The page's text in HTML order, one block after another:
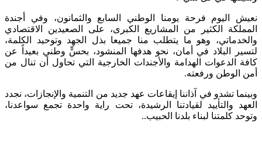
نعيش اليوم فرحة يومنا الوطني السابع والثمانون، وفي أجندة
المملكة الكثير من المشاريع الكبرى، على الصعيدين الاقتصادي
والخدماتي، وهو ما يتطلب منا جميعا بذل الجهد وتوحيد الكلمة،
لتسير البلاد في أمان، نحو هدفها المنشود، بحسٍّ وطني بعيداً عن
كافة الدعوات الهدامة والأجندات الخارجية التي تحاول أن تنال من
أمن الوطن ورفعته.
وبينما تشدو في آذاننا إيقاعات عهد جديد من التنمية والإنجازات، نجدد
العهد والتأييد لقيادتنا الرشيدة، تحت راية واحدة تجمع سواعدنا،
وتوحد كلمتنا لبناء بلدنا الحبيب..